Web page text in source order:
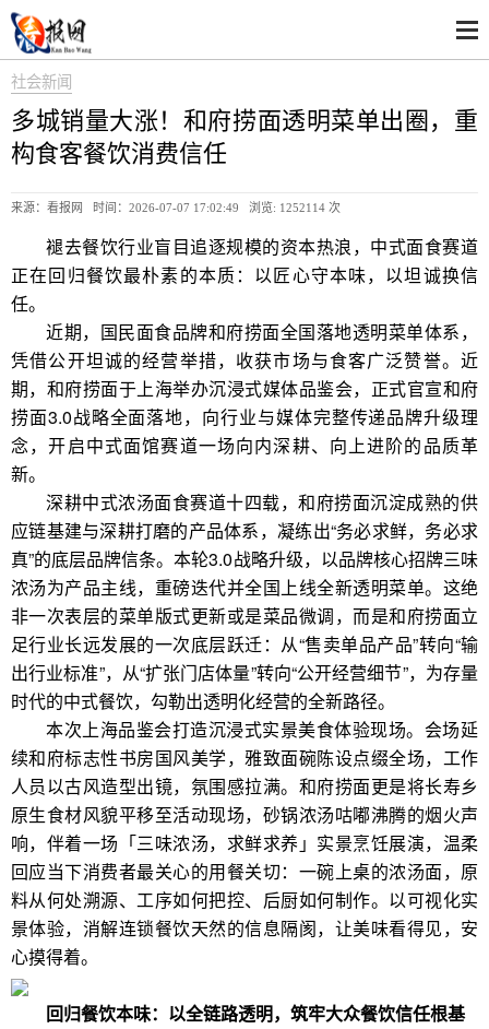
社会新闻
多城销量大涨！和府捞面透明菜单出圈，重
构食客餐饮消费信任
来源：看报网 时间：2026-07-07 17:02:49 浏览: 1252114 次
褪去餐饮行业盲目追逐规模的资本热浪，中式面食赛道
正在回归餐饮最朴素的本质：以匠心守本味，以坦诚换信
任。
近期，国民面食品牌和府捞面全国落地透明菜单体系，
凭借公开坦诚的经营举措，收获市场与食客广泛赞誉。近
期，和府捞面于上海举办沉浸式媒体品鉴会，正式官宣和府
捞面3.0战略全面落地，向行业与媒体完整传递品牌升级理
念，开启中式面馆赛道一场向内深耕、向上进阶的品质革
新。
深耕中式浓汤面食赛道十四载，和府捞面沉淀成熟的供
应链基建与深耕打磨的产品体系，凝练出“务必求鲜，务必求
真”的底层品牌信条。本轮3.0战略升级，以品牌核心招牌三味
浓汤为产品主线，重磅迭代并全国上线全新透明菜单。这绝
非一次表层的菜单版式更新或是菜品微调，而是和府捞面立
足行业长远发展的一次底层跃迁：从“售卖单品产品”转向“输
出行业标准”，从“扩张门店体量”转向“公开经营细节”，为存量
时代的中式餐饮，勾勒出透明化经营的全新路径。
本次上海品鉴会打造沉浸式实景美食体验现场。会场延
续和府标志性书房国风美学，雅致面碗陈设点缀全场，工作
人员以古风造型出镜，氛围感拉满。和府捞面更是将长寿乡
原生食材风貌平移至活动现场，砂锅浓汤咕嘟沸腾的烟火声
响，伴着一场「三味浓汤，求鲜求养」实景烹饪展演，温柔
回应当下消费者最关心的用餐关切：一碗上桌的浓汤面，原
料从何处溯源、工序如何把控、后厨如何制作。以可视化实
景体验，消解连锁餐饮天然的信息隔阂，让美味看得见，安
心摸得着。
回归餐饮本味：以全链路透明，筑牢大众餐饮信任根基